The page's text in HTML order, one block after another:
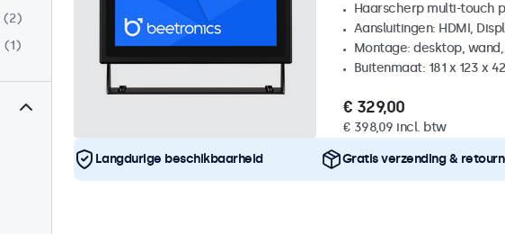
2
1
Haarscherp multi-touch
Aansluitingen: HDMI,
Montage: desktop,
Buitenmaat: 181 x 123 x
€ 329,00
€ 398,09 incl. btw
Langdurige beschikbaarheid Gratis verzending &